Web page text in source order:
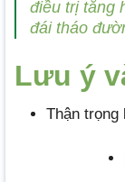
điều trị tăng
đái tháo
Lưu ý
Thận trọng